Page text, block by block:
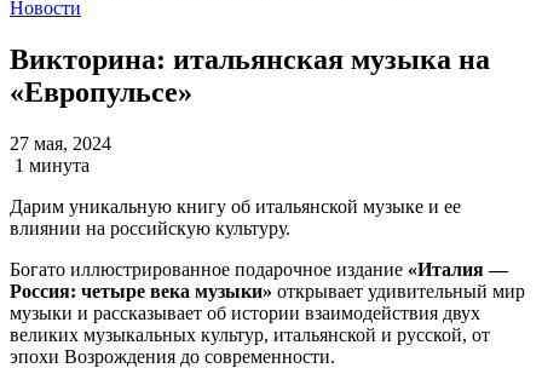
Новости
Викторина: итальянская музыка на
«Европульсе»
27 мая, 2024
1 минута
Дарим уникальную книгу об итальянской музыке и ее
влиянии на российскую культуру.
Богато иллюстрированное подарочное издание «Италия —
Россия: четыре века музыки» открывает удивительный мир
музыки и рассказывает об истории взаимодействия двух
великих музыкальных культур, итальянской и русской, от
эпохи Возрождения до современности.